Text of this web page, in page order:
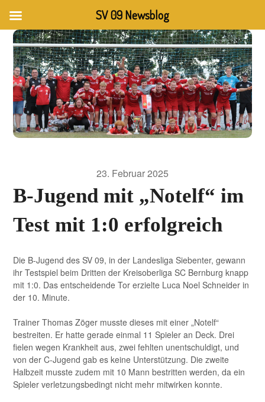
23. Februar 2025
B-Jugend mit „Notelf“ im
Test mit 1:0 erfolgreich
Die B-Jugend des SV 09, in der Landesliga Siebenter, gewann
ihr Testspiel beim Dritten der Kreisoberliga SC Bernburg knapp
mit 1:0. Das entscheidende Tor erzielte Luca Noel Schneider in
der 10. Minute.
Trainer Thomas Zöger musste dieses mit einer „Notelf“
bestreiten. Er hatte gerade einmal 11 Spieler an Deck. Drei
fielen wegen Krankheit aus, zwei fehlten unentschuldigt, und
von der C-Jugend gab es keine Unterstützung. Die zweite
Halbzeit musste zudem mit 10 Mann bestritten werden, da ein
Spieler verletzungsbedingt nicht mehr mitwirken konnte.
SV 09 Newsblog